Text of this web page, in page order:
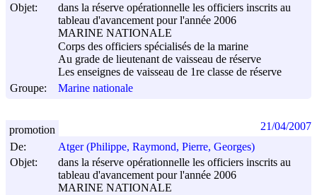
Objet:
dans la réserve opérationnelle les officiers inscrits au
tableau d'avancement pour l'année 2006
MARINE NATIONALE
Corps des officiers spécialisés de la marine
Au grade de lieutenant de vaisseau de réserve
Les enseignes de vaisseau de 1re classe de réserve
Groupe:
Marine nationale
De:
Atger (Philippe, Raymond, Pierre, Georges)
Objet:
dans la réserve opérationnelle les officiers inscrits au
tableau d'avancement pour l'année 2006
MARINE NATIONALE
promotion 21/04/2007